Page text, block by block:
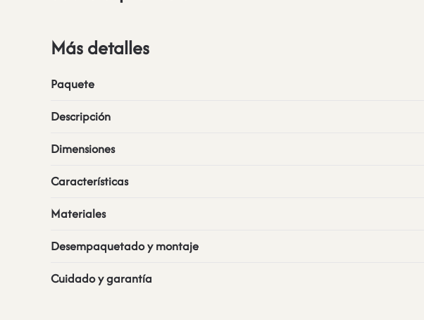
Más detalles
Paquete
Descripción
Dimensiones
Características
Materiales
Desempaquetado y montaje
Cuidado y garantía